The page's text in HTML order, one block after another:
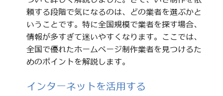
頼する段階で気になるのは、どの業者を選ぶかと
いうことです。特に全国規模で業者を探す場合、
情報が多すぎて迷いやすくなります。ここでは、
全国で優れたホームページ制作業者を見つけるた
めのポイントを解説します。
インターネットを活用する